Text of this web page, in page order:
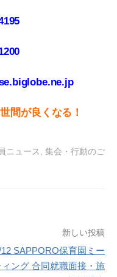
間が良くなる！
ニュース, 集会・行動のご
新しい投稿
12 SAPPORO保育園ミー
ィング 合同就職面接・施